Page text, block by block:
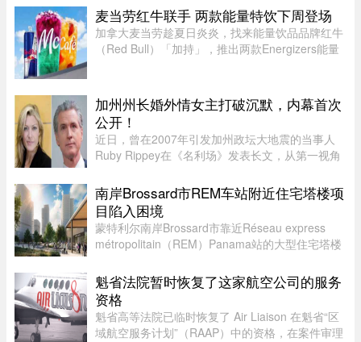
常起飞，现场还发生了安保人员做出歧视性“拉眼
角”手势的争议。截至目前， ...
麦当劳红牛联手 两款能量特饮下周登场
加拿大麦当劳趁夏日炎炎，找来能量饮品品牌红牛
（Red Bull）「加持」，推出两款Energizers能量
红牛能量饮品配搭蓝树莓（blu ...
加州州长婚外情女主打破沉默，内幕首次
公开！
近日，曾在2007年引发加州政坛大地震的当事人
Ruby Rippey在《名利场》发表长文，从第一视角
Gavin Newsom的一段婚外情。这段尘封多年的往
事再次被推向风口浪尖。Gavin New ...
南岸Brossard市REM车站附近住宅塔楼项
目陷入困境
蒙特利尔南岸Brossard市靠近Réseau express
métropolitain（REM）Panama站的大型住宅塔楼
机构La Caisse de dépot et placement du Québec
(魁北克储蓄投资局 ，简 ...
魁省法院暂时恢复了这家航空公司的服务
资格
魁省高等法院已临时恢复了 Air Liaison 在魁省“区
域航空服务计划”（RAAP）中的资格，在案件审理